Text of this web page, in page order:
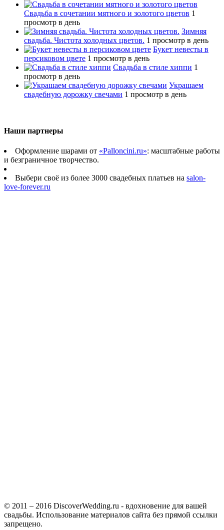
Свадьба в сочетании мятного и золотого цветов 1
просмотр в день
Зимняя
свадьба. Чистота холодных цветов. 1 просмотр в день
Букет невесты в
персиковом цвете 1 просмотр в день
Свадьба в стиле хиппи 1
просмотр в день
Украшаем
свадебную дорожку свечами 1 просмотр в день
Наши партнеры
Оформление шарами от «Palloncini.ru»: масштабные работы
и безграничное творчество.
Выбери своё из более 3000 свадебных платьев на salon-
love-forever.ru
© 2011 – 2016 DiscoverWedding.ru - вдохновение для вашей
свадьбы. Использование материалов сайта без прямой ссылки
запрещено.